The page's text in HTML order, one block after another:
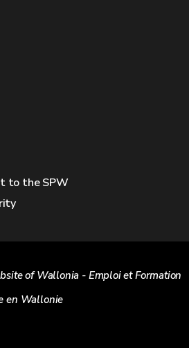
to the SPW
of Wallonia - Emploi et Formation
en Wallonie